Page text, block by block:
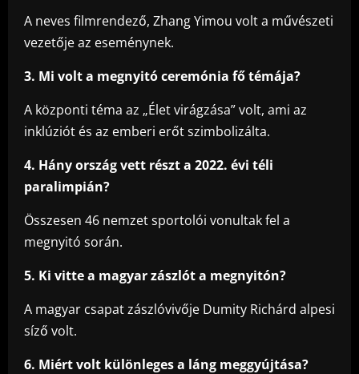
A neves filmrendező, Zhang Yimou volt a művészeti
vezetője az eseménynek.
3. Mi volt a megnyitó ceremónia fő témája?
A központi téma az „Élet virágzása” volt, ami az
inklúziót és az emberi erőt szimbolizálta.
4. Hány ország vett részt a 2022. évi téli
paralimpián?
Összesen 46 nemzet sportolói vonultak fel a
megnyitó során.
5. Ki vitte a magyar zászlót a megnyitón?
A magyar csapat zászlóvivője Dumity Richárd alpesi
síző volt.
6. Miért volt különleges a láng meggyújtása?